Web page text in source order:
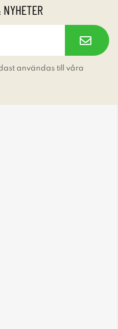
användas till våra